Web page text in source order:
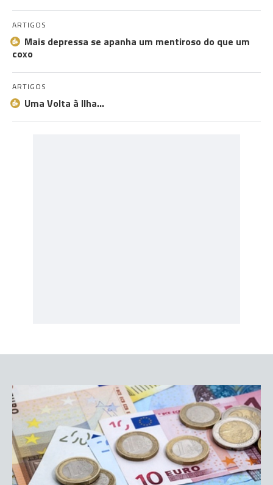
ARTIGOS
Mais depressa se apanha um mentiroso do que um
coxo
ARTIGOS
Uma Volta à Ilha…